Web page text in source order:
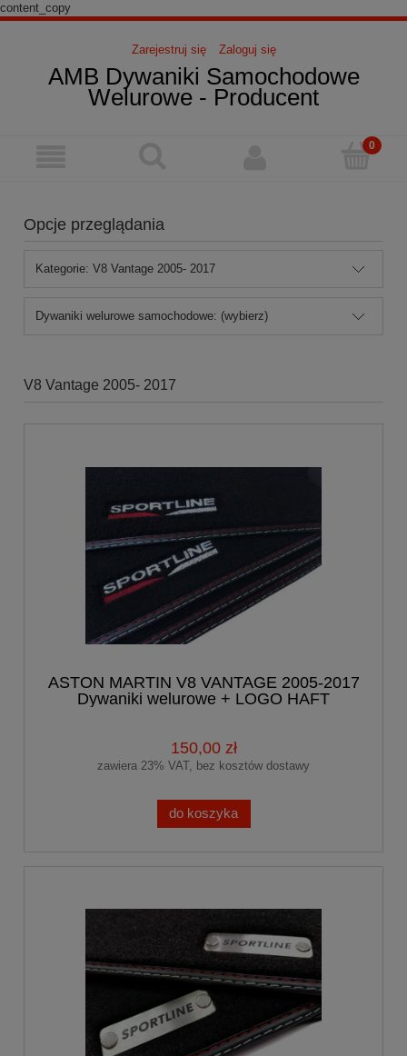
content_copy
Zarejestruj się Zaloguj się
AMB Dywaniki Samochodowe
Welurowe - Producent
Opcje przeglądania
Kategorie: V8 Vantage 2005- 2017
Dywaniki welurowe samochodowe: (wybierz)
V8 Vantage 2005- 2017
ASTON MARTIN V8 VANTAGE 2005-2017
Dywaniki welurowe + LOGO HAFT
150,00 zł
zawiera 23% VAT, bez kosztów dostawy
do koszyka